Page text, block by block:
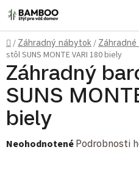
Prejsť na obsah
Domov
/ Záhradný nábytok /
stôl SUNS MONTE VARI 180 biely
Záhradný
SUNS
biely
Priemerné hodnotenie produktu
Neohodnotené Podrobnosti